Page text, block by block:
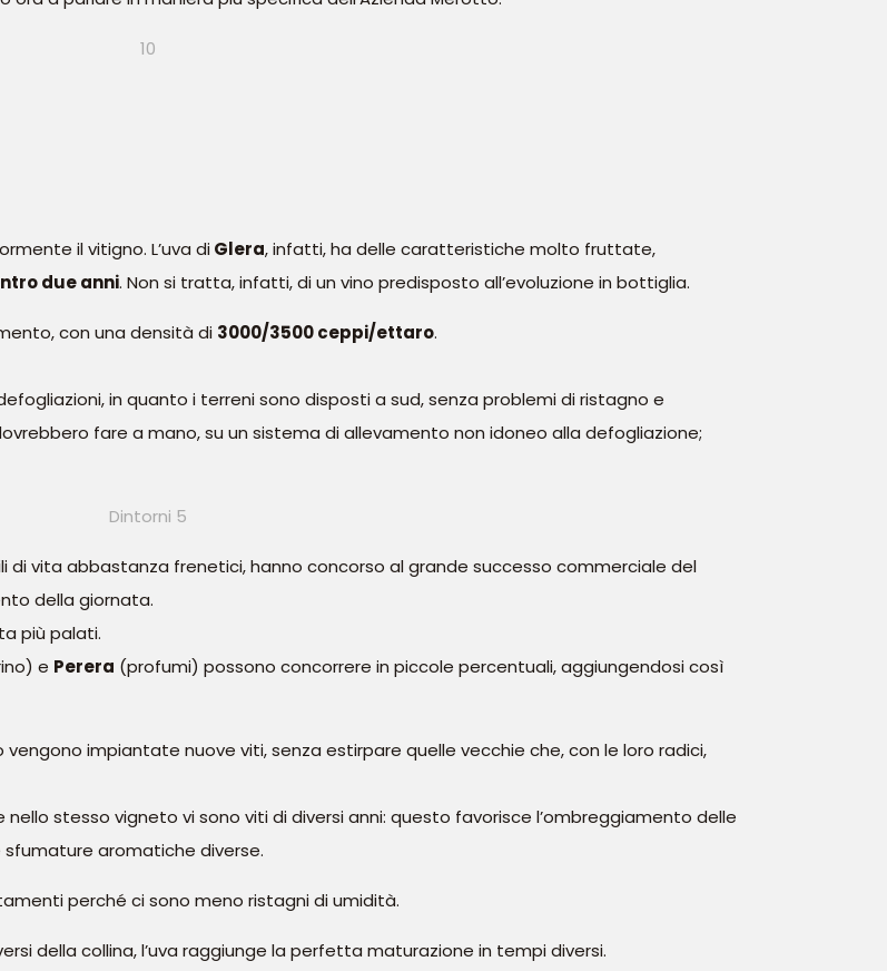
il vitigno. L’uva diGlera, infatti, ha delle caratteristiche molto fruttate,
due anni. Non si tratta, infatti, di un vino predisposto all’evoluzione in bottiglia.
con una densità di 3000/3500 ceppi/ettaro.
in quanto i terreni sono disposti a sud, senza problemi di ristagno e
fare a mano, su un sistema di allevamento non idoneo alla defogliazione;
di vita abbastanza frenetici, hanno concorso al grande successo commerciale del
della giornata.
più palati.
e Perera (profumi) possono concorrere in piccole percentuali, aggiungendosi così
impiantate nuove viti, senza estirpare quelle vecchie che, con le loro radici,
stesso vigneto vi sono viti di diversi anni: questo favorisce l’ombreggiamento delle
aromatiche diverse.
perché ci sono meno ristagni di umidità.
della collina, l’uva raggiunge la perfetta maturazione in tempi diversi.